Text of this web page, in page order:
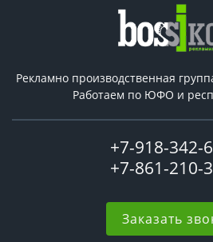
Рекламно производственная
Работаем по ЮФО и
+7-918-342-
+7-861-210-
Заказать